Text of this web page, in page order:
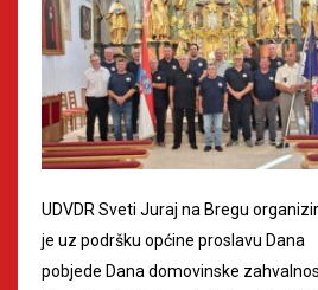
UDVDR Sveti Juraj na Bregu
je uz podršku općine proslavu Dana
pobjede Dana domovinske